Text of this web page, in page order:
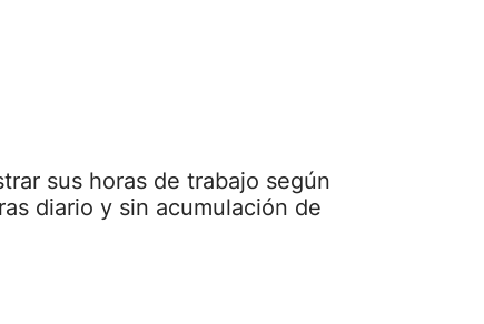
sus horas de trabajo según
diario y sin acumulación de